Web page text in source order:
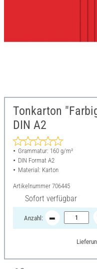
Tonkarton
DIN A2
Grammatur: 160 g/m²
DIN Format A2
Material: Karton
Artikelnummer 706445
Sofort verfügbar
Anzahl: